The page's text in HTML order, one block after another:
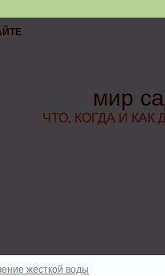
мир
ЧТО, КОГДА И КАК
жесткой воды